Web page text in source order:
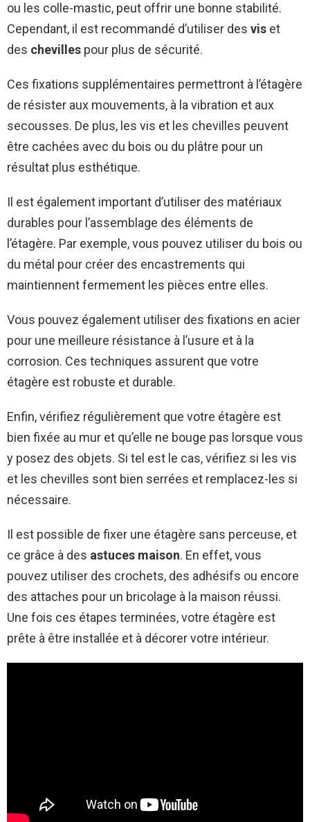
ou les colle-mastic, peut offrir une bonne stabilité.
Cependant, il est recommandé d’utiliser des vis et
des chevilles pour plus de sécurité.
Ces fixations supplémentaires permettront à l’étagère
de résister aux mouvements, à la vibration et aux
secousses. De plus, les vis et les chevilles peuvent
être cachées avec du bois ou du plâtre pour un
résultat plus esthétique.
Il est également important d’utiliser des matériaux
durables pour l’assemblage des éléments de
l’étagère. Par exemple, vous pouvez utiliser du bois ou
du métal pour créer des encastrements qui
maintiennent fermement les pièces entre elles.
Vous pouvez également utiliser des fixations en acier
pour une meilleure résistance à l’usure et à la
corrosion. Ces techniques assurent que votre
étagère est robuste et durable.
Enfin, vérifiez régulièrement que votre étagère est
bien fixée au mur et qu’elle ne bouge pas lorsque vous
y posez des objets. Si tel est le cas, vérifiez si les vis
et les chevilles sont bien serrées et remplacez-les si
nécessaire.
Il est possible de fixer une étagère sans perceuse, et
ce grâce à des astuces maison. En effet, vous
pouvez utiliser des crochets, des adhésifs ou encore
des attaches pour un bricolage à la maison réussi.
Une fois ces étapes terminées, votre étagère est
prête à être installée et à décorer votre intérieur.